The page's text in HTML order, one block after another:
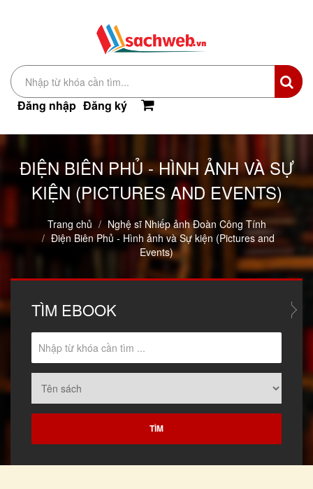
Đăng nhập Đăng ký
ĐIỆN BIÊN PHỦ - HÌNH ẢNH VÀ SỰ
KIỆN (PICTURES AND EVENTS)
Trang chủ
Nghệ sĩ Nhiếp ảnh Đoàn Công Tính
Điện Biên Phủ - Hình ảnh và Sự kiện (Pictures and
Events)
TÌM EBOOK